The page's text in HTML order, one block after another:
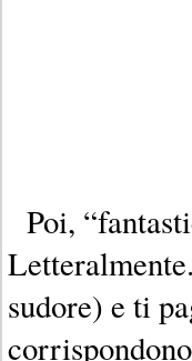
Poi,
sudore) e ti